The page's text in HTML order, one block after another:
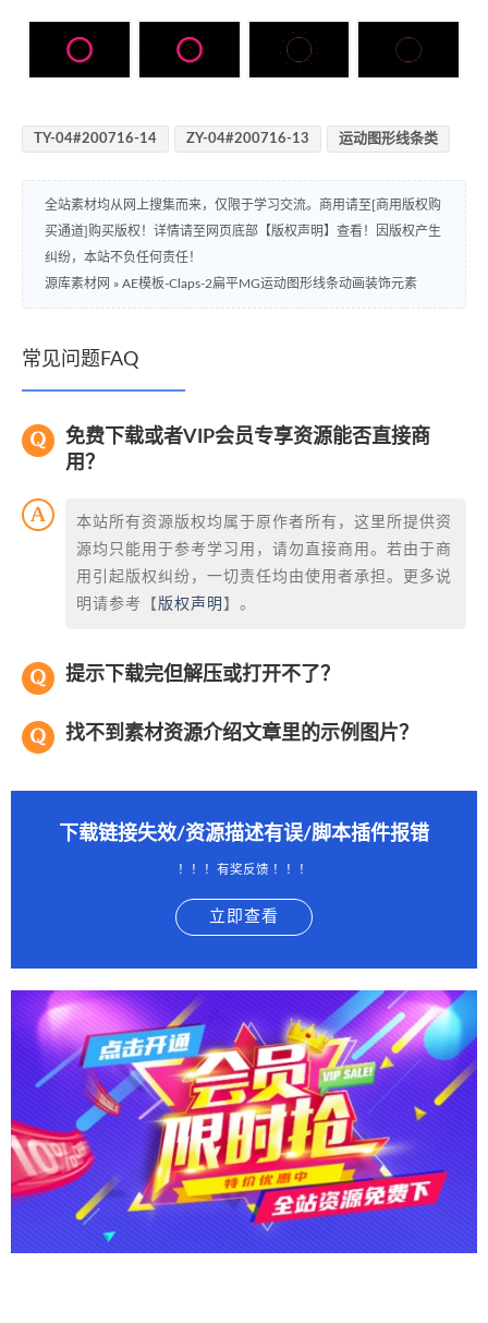
TY-04#200716-14 ZY-04#200716-13 运动图形线条类
全站素材均从网上搜集而来，仅限于学习交流。商用请至[商用版权购
买通道]购买版权！详情请至网页底部【版权声明】查看！因版权产生
纠纷，本站不负任何责任！
源库素材网 » AE模板-Claps-2扁平MG运动图形线条动画装饰元素
常见问题FAQ
免费下载或者VIP会员专享资源能否直接商
用？
本站所有资源版权均属于原作者所有，这里所提供资
源均只能用于参考学习用，请勿直接商用。若由于商
用引起版权纠纷，一切责任均由使用者承担。更多说
明请参考【 版权声明 】。
提示下载完但解压或打开不了？
找不到素材资源介绍文章里的示例图片？
下载链接失效/资源描述有误/脚本插件报错
！！！有奖反馈 ！！！
立即查看